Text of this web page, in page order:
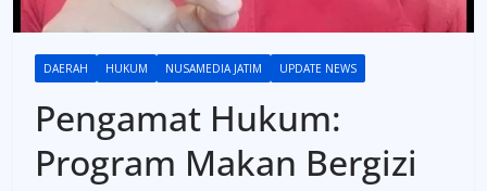
DAERAH HUKUM NUSAMEDIA JATIM UPDATE NEWS
Pengamat Hukum:
Program Makan Bergizi